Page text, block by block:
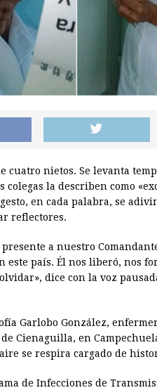
cuatro nietos. Se levanta
colegas la describen como
gesto, en cada palabra, se
reflectores.
a nuestro
este país. Él nos liberó, nos
dice con la voz
Garlobo González,
Cienaguilla, en
se respira cargado de
de Infecciones de